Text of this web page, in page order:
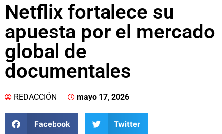
Netflix fortalece su
apuesta por el mercado
global de
documentales
REDACCIÓN mayo 17, 2026
Facebook Twitter